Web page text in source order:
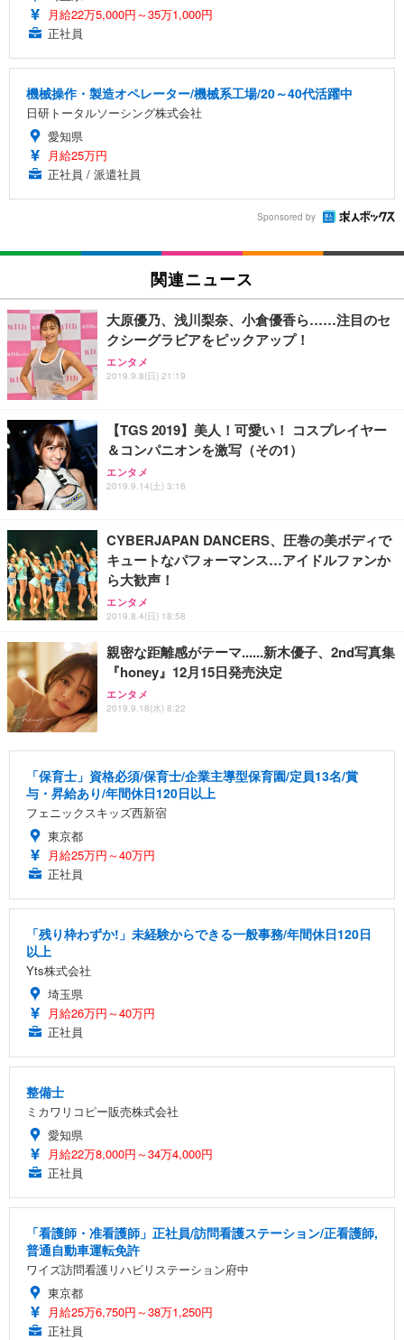
月給22万5,000円～35万1,000円
正社員
機械操作・製造オペレーター/機械系工場/20～40代活躍中
日研トータルソーシング株式会社
愛知県
月給25万円
正社員 / 派遣社員
Sponsored by
関連ニュース
大原優乃、浅川梨奈、小倉優香ら……注目のセ
クシーグラビアをピックアップ！
エンタメ
2019.9.8(日) 21:19
【TGS 2019】美人！可愛い！ コスプレイヤー
＆コンパニオンを激写（その1）
エンタメ
2019.9.14(土) 3:16
CYBERJAPAN DANCERS、圧巻の美ボディで
キュートなパフォーマンス…アイドルファンか
ら大歓声！
エンタメ
2019.8.4(日) 18:58
親密な距離感がテーマ......新木優子、2nd写真集
『honey』12月15日発売決定
エンタメ
2019.9.18(水) 8:22
「保育士」資格必須/保育士/企業主導型保育園/定員13名/賞
与・昇給あり/年間休日120日以上
フェニックスキッズ西新宿
東京都
月給25万円～40万円
正社員
「残り枠わずか!」未経験からできる一般事務/年間休日120日
以上
Yts株式会社
埼玉県
月給26万円～40万円
正社員
整備士
ミカワリコピー販売株式会社
愛知県
月給22万8,000円～34万4,000円
正社員
「看護師・准看護師」正社員/訪問看護ステーション/正看護師,
普通自動車運転免許
ワイズ訪問看護リハビリステーション府中
東京都
月給25万6,750円～38万1,250円
正社員